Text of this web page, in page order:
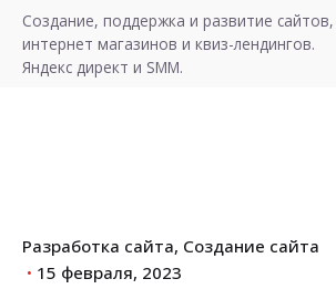
Создание, поддержка и развитие сайтов,
интернет магазинов и квиз-лендингов.
Яндекс директ и SMM.
Разработка сайта Создание сайта
15 февраля, 2023